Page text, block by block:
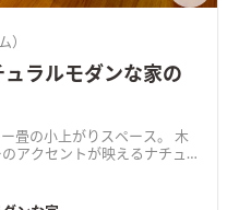
）
ラルモダンな家の
の小上がりスペース。 木
アクセントが映えるナチュ